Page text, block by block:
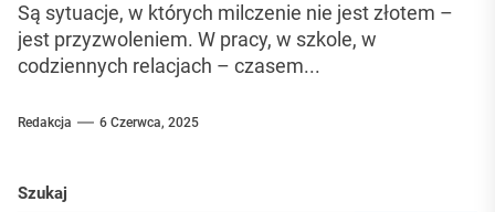
Są sytuacje, w których milczenie nie jest złotem –
jest przyzwoleniem. W pracy, w szkole, w
codziennych relacjach – czasem...
Redakcja 6 Czerwca, 2025
Szukaj